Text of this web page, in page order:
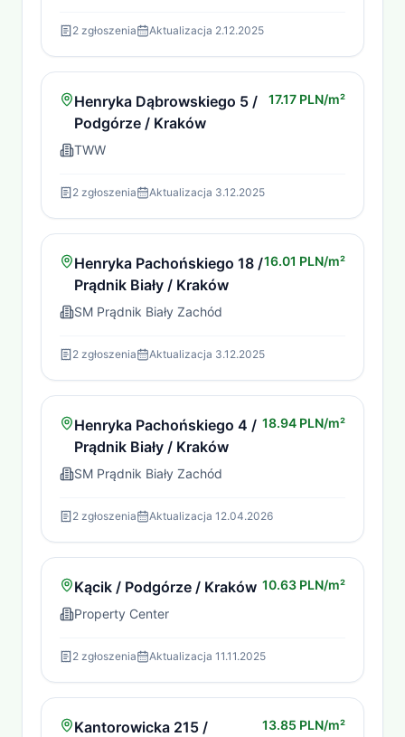
2 zgłoszenia Aktualizacja 2.12.2025
Henryka Dąbrowskiego 5 /
Podgórze / Kraków
TWW
17.17 PLN/m²
2 zgłoszenia Aktualizacja 3.12.2025
Henryka Pachońskiego 18 /
Prądnik Biały / Kraków
SM Prądnik Biały Zachód
16.01 PLN/m²
2 zgłoszenia Aktualizacja 3.12.2025
Henryka Pachońskiego 4 /
Prądnik Biały / Kraków
SM Prądnik Biały Zachód
18.94 PLN/m²
2 zgłoszenia Aktualizacja 12.04.2026
Kącik / Podgórze / Kraków
Property Center
10.63 PLN/m²
2 zgłoszenia Aktualizacja 11.11.2025
Kantorowicka 215 / 13.85 PLN/m²